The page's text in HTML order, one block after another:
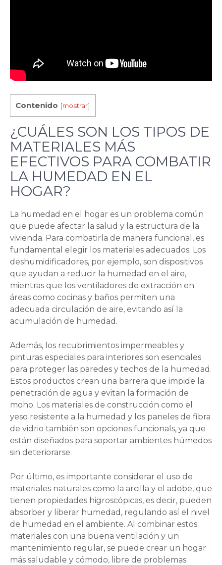
Contenido [mostrar]
¿CUÁLES SON LOS TIPOS DE
MATERIALES MÁS
EFECTIVOS PARA COMBATIR
LA HUMEDAD EN EL
HOGAR?
La humedad en el hogar es un problema común
que puede afectar la salud y la estructura de la
vivienda. Para combatirla de manera funcional, es
fundamental elegir los materiales adecuados. Los
deshumidificadores, por ejemplo, son dispositivos
que ayudan a reducir la humedad en el aire,
mientras que los ventiladores de extracción en
áreas como cocinas y baños permiten una
adecuada circulación de aire, evitando así la
acumulación de humedad.
Además, los recubrimientos impermeables y
pinturas especiales para interiores son esenciales
para proteger las paredes y techos de la humedad.
Estos productos crean una barrera que impide la
penetración de agua y evitan la formación de
moho. Los materiales de construcción como el
yeso resistente a la humedad y los paneles de fibra
de vidrio también son opciones funcionals, ya que
están diseñados para soportar ambientes húmedos
sin deteriorarse.
Por último, es importante considerar el uso de
materiales naturales como la arcilla y el adobe, que
tienen propiedades higroscópicas, es decir, pueden
absorber y liberar humedad, regulando así el nivel
de humedad en el ambiente. Al combinar estos
materiales con una buena ventilación y un
mantenimiento regular, se puede crear un hogar
más saludable y cómodo, libre de problemas